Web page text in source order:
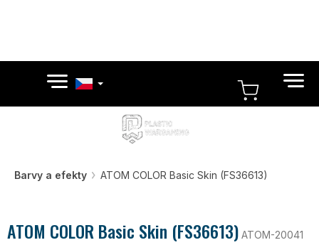
Barvy a efekty ATOM COLOR Basic Skin (FS36613)
ATOM COLOR Basic Skin (FS36613) ATOM-20041